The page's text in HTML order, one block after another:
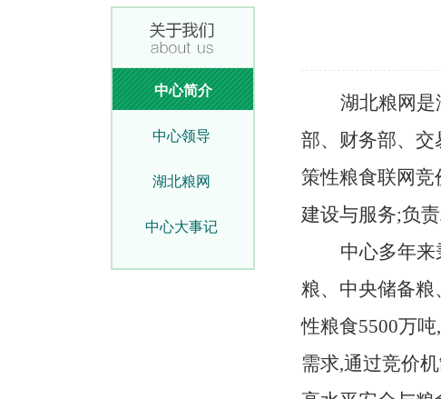
中心简介
中心领导
湖北粮网
中心大事记
湖北粮网是
部、财务部、交
策性粮食联网
建设与服务;负
中心多年来
粮、中央储备
性粮食5500万
需求,通过竞价